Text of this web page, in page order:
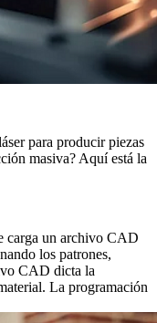
para producir piezas
masiva? Aquí está la
carga un archivo CAD
los patrones,
CAD dicta la
La programación